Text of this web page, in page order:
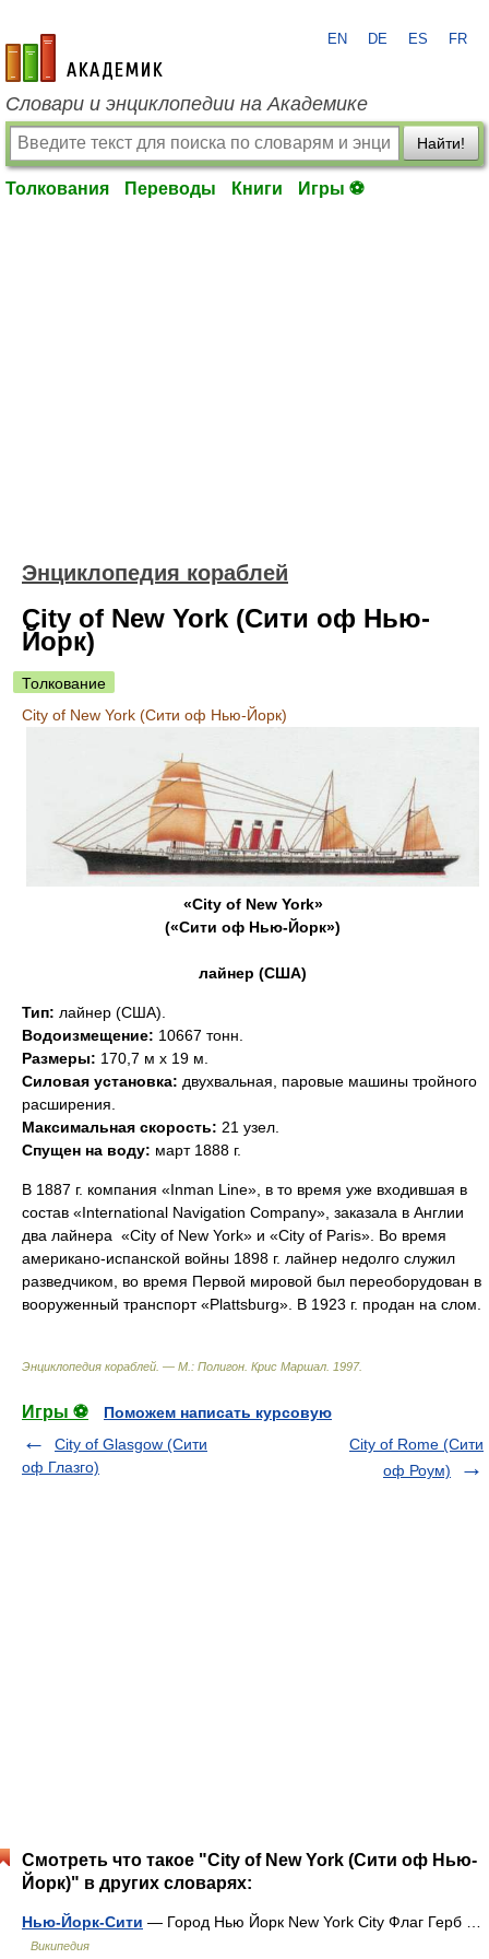
academic.ru
EN DE ES FR
Словари и энциклопедии на Академике
Найти!
Толкования Переводы Книги Игры ⚽
Энциклопедия кораблей
City of New York (Сити оф Нью-
Йорк)
Толкование
City of New York (Сити оф Нью-Йорк)
«City of New York»
(«Сити оф Нью-Йорк»)
лайнер (США)
Тип: лайнер (США).
Водоизмещение: 10667 тонн.
Размеры: 170,7 м х 19 м.
Силовая установка: двухвальная, паровые машины тройного
расширения.
Максимальная скорость: 21 узел.
Спущен на воду: март 1888 г.
В 1887 г. компания «Inman Line», в то время уже входившая в
состав «International Navigation Company», заказала в Англии
два лайнера  «City of New York» и «City of Paris». Во время
американо-испанской войны 1898 г. лайнер недолго служил
разведчиком, во время Первой мировой был переоборудован в
вооруженный транспорт «Plattsburg». В 1923 г. продан на слом.
Энциклопедия кораблей. — М.: Полигон. Крис Маршал. 1997.
Игры ⚽
Поможем написать курсовую
City of Glasgow (Сити
оф Глазго)
City of Rome (Сити
оф Роум)
Смотреть что такое "City of New York (Сити оф Нью-
Йорк)" в других словарях:
Нью-Йорк-Сити — Город Нью Йорк New York City Флаг Герб …
Википедия